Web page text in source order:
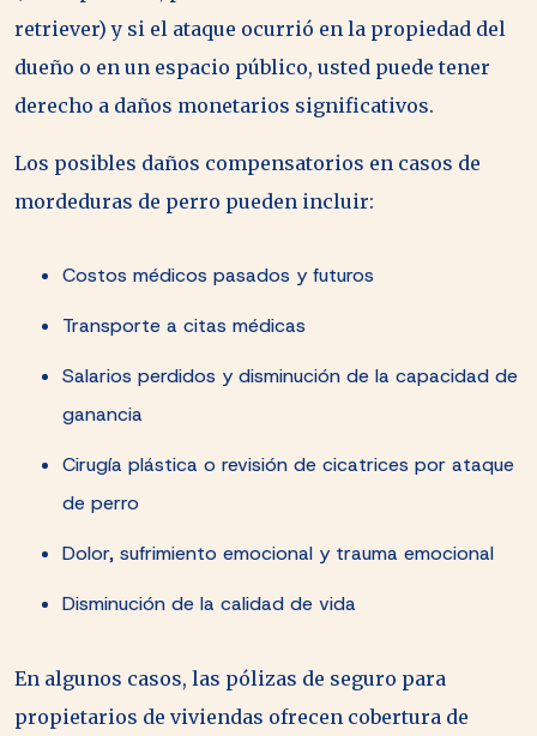
retriever) y si el ataque ocurrió en la propiedad del
dueño o en un espacio público, usted puede tener
derecho a daños monetarios significativos.
Los posibles daños compensatorios en casos de
mordeduras de perro pueden incluir:
Costos médicos pasados y futuros
Transporte a citas médicas
Salarios perdidos y disminución de la capacidad de
ganancia
Cirugía plástica o revisión de cicatrices por ataque
de perro
Dolor, sufrimiento emocional y trauma emocional
Disminución de la calidad de vida
En algunos casos, las pólizas de seguro para
propietarios de viviendas ofrecen cobertura de